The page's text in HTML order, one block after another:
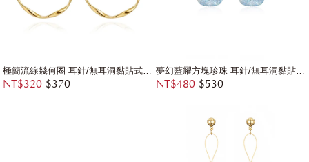
極簡流線幾何圈 耳針/無耳洞黏貼式耳環
NT$320 $370
夢幻藍耀方塊珍珠 耳針/無耳洞黏貼式耳環
NT$480 $530